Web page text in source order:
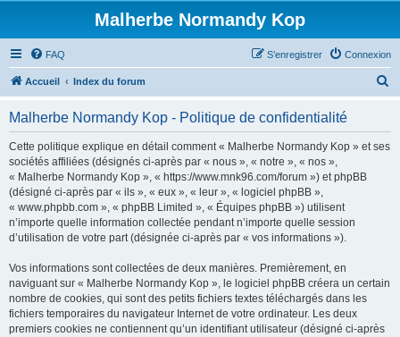
Malherbe Normandy Kop
FAQ Connexion
S’enregistrer
Accueil Index du forum
Malherbe Normandy Kop - Politique de confidentialité
Cette politique explique en détail comment « Malherbe Normandy Kop » et ses
sociétés affiliées (désignés ci-après par « nous », « notre », « nos »,
« Malherbe Normandy Kop », « https://www.mnk96.com/forum ») et phpBB
(désigné ci-après par « ils », « eux », « leur », « logiciel phpBB »,
« www.phpbb.com », « phpBB Limited », « Équipes phpBB ») utilisent
n’importe quelle information collectée pendant n’importe quelle session
d’utilisation de votre part (désignée ci-après par « vos informations »).
Vos informations sont collectées de deux manières. Premièrement, en
naviguant sur « Malherbe Normandy Kop », le logiciel phpBB créera un certain
nombre de cookies, qui sont des petits fichiers textes téléchargés dans les
fichiers temporaires du navigateur Internet de votre ordinateur. Les deux
premiers cookies ne contiennent qu’un identifiant utilisateur (désigné ci-après